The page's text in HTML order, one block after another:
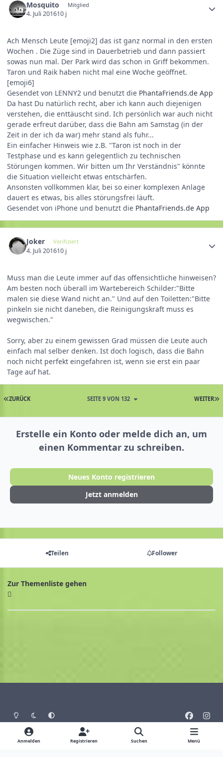
Mosquito Mitglied
4. Juli 201610 j
Ach Mensch Leute [emoji2] das ist ganz normal in den ersten
Wochen . Die Züge sind in Dauerbetrieb und dann passiert
sowas nun mal. Der Park wird das schon in Griff bekommen.
Taron und Raik haben nicht mal eine Woche geöffnet.
[emoji6]
Gesendet von LENNY2 und benutzt die PhantaFriends.de App
Da hast Du natürlich recht, aber ich kann auch diejenigen
verstehen, die enttäuscht sind. Ich persönlich war auch nicht
gerade erfreut darüber, dass die Bahn am Samstag (in der
Zeit in der ich da war) mehr stand als fuhr...
Ein einfacher Hinweis wie z.B. "Taron ist noch in der
Testphase und es kann gelegentlich zu technischen
Störungen kommen. Wir bitten um Ihr Verständnis" könnte
die Situation vielleicht etwas entschärfen.
Ansonsten vollkommen klar, bei so einer komplexen Anlage
dauert es etwas, bis alles störungsfrei läuft.
Gesendet von iPhone und benutzt die PhantaFriends.de App
Joker Verifiziert
4. Juli 201610 j
Muss man die Leute immer auf das offensichtliche hinweisen?
Am besten noch überall im Wartebereich Schilder:"Bitte
malen sie diese Wand nicht an." Und auf den Toiletten:"Bitte
pinkeln sie nicht daneben, die Reinigungskraft muss es
wegwischen."
Sorry, aber zu einem gewissen Grad müssen die Leute auch
einfach mal selber denken. Ist doch logisch, dass die Bahn
noch nicht perfekt eingefahren ist, wenn sie erst ein paar
Tage auf hat.
ZURÜCK WEITER
SEITE 9 VON 132
Erstelle ein Konto oder melde dich an, um
einen Kommentar zu schreiben.
Neues Konto registrieren
Jetzt anmelden
Teilen Follower
Zur Themenliste gehen
Heller ModusDunkler ModusSystemeinstellung
a
n
s
Design Datenschutz
Anmelden Registrieren Suchen Menü